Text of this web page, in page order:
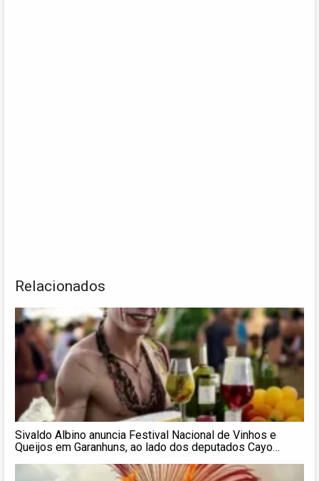
Relacionados
Sivaldo Albino anuncia Festival Nacional de Vinhos e
Queijos em Garanhuns, ao lado dos deputados Cayo